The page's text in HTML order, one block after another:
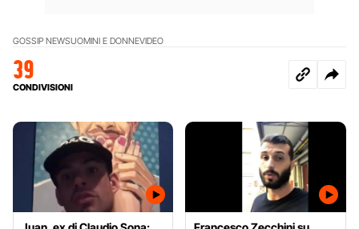
GOSSIP NEWSUOMINI E DONNEVIDEO
39
CONDIVISIONI